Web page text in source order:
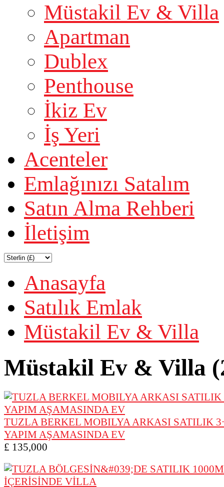
Müstakil Ev & Villa
Apartman
Dublex
Penthouse
İkiz Ev
İş Yeri
Acenteler
Emlağınızı Satalım
Satın Alma Rehberi
İletişim
Anasayfa
Satılık Emlak
Müstakil Ev & Villa
Müstakil Ev & Villa
TUZLA BERKEL MOBILYA ARKASI SATILIK
YAPIM AŞAMASINDA EV
£ 135,000